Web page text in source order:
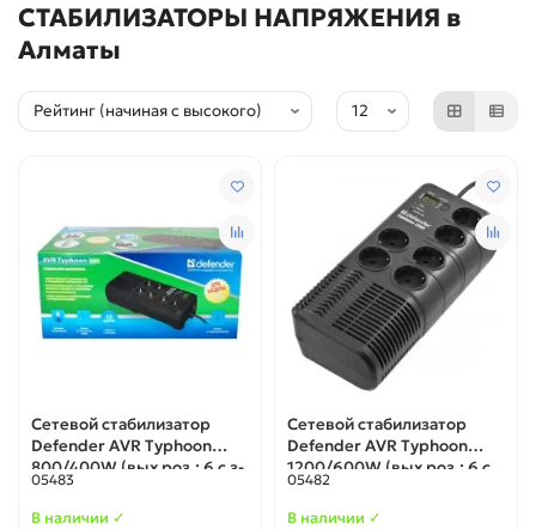
СТАБИЛИЗАТОРЫ НАПРЯЖЕНИЯ в
Алматы
Сетевой стабилизатор
Defender AVR Typhoon
800/400W (вых роз.: 6 c з-
змл; вх 150-280В), box-4
(99014)
05483
В наличии ✓
Сетевой стабилизатор
Defender AVR Typhoon
1200/600W (вых роз.: 6 c
з-змл.; вх 150-280В), box-4
(99015)
05482
В наличии ✓